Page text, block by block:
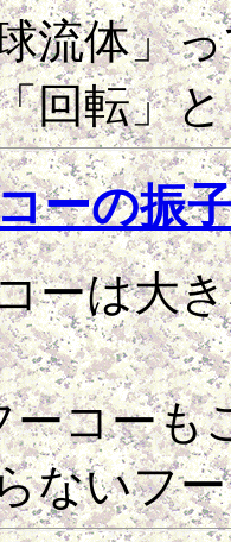
流体」
回転」
ーの振
ーは大
ーコーも
ないフ